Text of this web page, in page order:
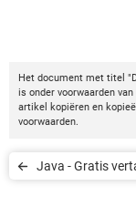
Het document met titel
is onder voorwaarden van
artikel kopiëren en
voorwaarden.
Java - Gratis